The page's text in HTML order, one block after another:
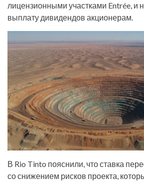
лицензионными участками Entrée, и
выплату дивидендов акционерам.
В Rio Tinto пояснили, что ставка
со снижением рисков проекта,